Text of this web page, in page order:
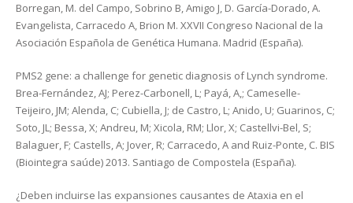
Borregan, M. del Campo, Sobrino B, Amigo J, D. García-Dorado, A.
Evangelista, Carracedo A, Brion M. XXVII Congreso Nacional de la
Asociación Española de Genética Humana. Madrid (España).
PMS2 gene: a challenge for genetic diagnosis of Lynch syndrome.
Brea-Fernández, AJ; Perez-Carbonell, L; Payá, A,; Cameselle-
Teijeiro, JM; Alenda, C; Cubiella, J; de Castro, L; Anido, U; Guarinos, C;
Soto, JL; Bessa, X; Andreu, M; Xicola, RM; Llor, X; Castellvi-Bel, S;
Balaguer, F; Castells, A; Jover, R; Carracedo, A and Ruiz-Ponte, C. BIS
(Biointegra saúde) 2013. Santiago de Compostela (España).
¿Deben incluirse las expansiones causantes de Ataxia en el